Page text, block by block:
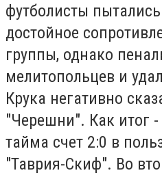
футболисты
достойное
группы, однако
мелитопольцев и
Крука негативно
"Черешни". Как итог -
тайма счет 2:0 в
"Таврия-Скиф". Во